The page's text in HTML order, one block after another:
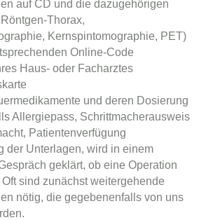
auf CD und die dazugehörigen
Thorax,
Kernspintomographie, PET)
Online-Code
Haus- oder Facharztes
und deren Dosierung
Allergiepass, Schrittmacherausweis
Patientenverfügung
der Unterlagen, wird in einem
geklärt, ob eine Operation
sind zunächst weitergehende
nötig, die gegebenenfalls von uns